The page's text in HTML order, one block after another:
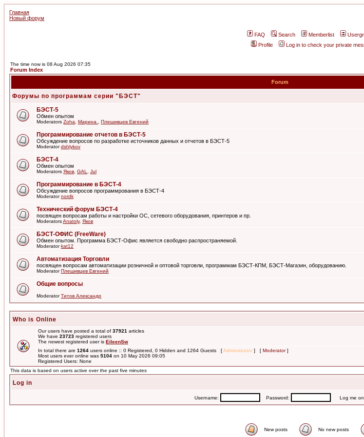
Главная
Новый форум
FAQ Search Memberlist
Profile
Log in to check your private
The time now is 08 Aug 2026 07:35
Forum Index
Forum
Форумы по программам серии "БЭСТ"
БЭСТ-5
Обмен опытом
Moderators Zoha Марина. Плешивцев Евгений
Программирование отчетов в БЭСТ-5
Обсуждение вопросов по разработке источников данных и отчетов в БЭСТ-5
Moderatordshlykov
БЭСТ-4
Обмен опытом
Moderators Яков GAL Jul
Программирование в БЭСТ-4
Обсуждение вопросов программрования в БЭСТ-4
Moderatornordk
Технический форум БЭСТ-4
посвящен вопросам работы и настройки ОС, сетевого оборудования, принтеров и пр.
ModeratorsAnatoly, Яков
БЭСТ-ОФИС (FreeWare)
Обмен опытом. Программа БЭСТ-Офис является свободно распространяемой.
Moderatorkat12
Автоматизация Торговли
посвящен вопросам автоматизации розничной и оптовой торговли, программам БЭСТ-КПМ, БЭСТ-Магазин, оборудованию.
ModeratorПлешивцев Евгений
Общие вопросы
ModeratorТитов Александр
Who is Online
Our users have posted a total of 37921 articles
We have 23723 registered users
The newest registered user is EileenSw
In total there are 1264 users online :: 0 Registered, 0 Hidden and 1264 Guests [Administrator ] [ Moderator]
Most users ever online was 5104 on 10 May 2026 09:05
Registered Users: None
This data is based on users active over the past five minutes
Log in
Username: Password: Log me on
New posts No new posts